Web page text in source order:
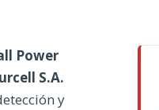
Power
S.A.
y